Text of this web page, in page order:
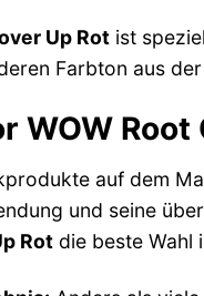
Up Rot ist
Farbton aus der
WOW
auf dem
und seine
Rot die beste Wahl